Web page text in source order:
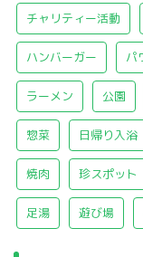
チャリティー活動
ハンバーガー パ
ラーメン 公園
惣菜 日帰り入浴
焼肉 珍スポット
足湯 遊び場